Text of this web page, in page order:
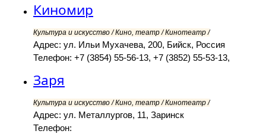
Киномир
Культура и искусство / Кино, театр / Кинотеатр /
Адрес: ул. Ильи Мухачева, 200, Бийск, Россия
Телефон: +7 (3854) 55-56-13, +7 (3852) 55-53-13,
Заря
Культура и искусство / Кино, театр / Кинотеатр /
Адрес: ул. Металлургов, 11, Заринск
Телефон: